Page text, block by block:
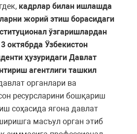
кадрлар билан ишлашда
жорий этиш борасидаги
ўзгаришлардан
октябрда Ўзбекистон
ҳузуридаги Давлат
агентлиги ташкил
органлари ва
ресурсларини бошқариш
соҳасида ягона давлат
масъул орган этиб